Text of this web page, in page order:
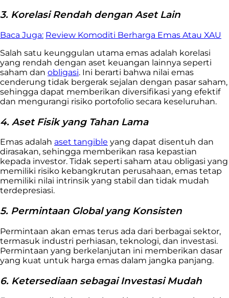
3. Korelasi Rendah dengan Aset Lain
Baca Juga: Review Komoditi Berharga Emas Atau XAU
Salah satu keunggulan utama emas adalah korelasi
yang rendah dengan aset keuangan lainnya seperti
saham dan obligasi. Ini berarti bahwa nilai emas
cenderung tidak bergerak sejalan dengan pasar saham,
sehingga dapat memberikan diversifikasi yang efektif
dan mengurangi risiko portofolio secara keseluruhan.
4. Aset Fisik yang Tahan Lama
Emas adalah aset tangible yang dapat disentuh dan
dirasakan, sehingga memberikan rasa kepastian
kepada investor. Tidak seperti saham atau obligasi yang
memiliki risiko kebangkrutan perusahaan, emas tetap
memiliki nilai intrinsik yang stabil dan tidak mudah
terdepresiasi.
5. Permintaan Global yang Konsisten
Permintaan akan emas terus ada dari berbagai sektor,
termasuk industri perhiasan, teknologi, dan investasi.
Permintaan yang berkelanjutan ini memberikan dasar
yang kuat untuk harga emas dalam jangka panjang.
6. Ketersediaan sebagai Investasi Mudah